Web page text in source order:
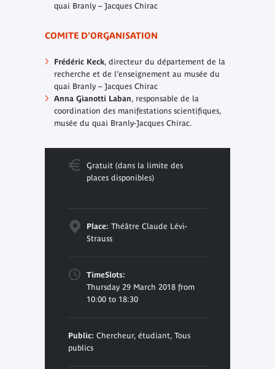
quai Branly – Jacques Chirac
COMITE D'ORGANISATION
Frédéric Keck, directeur du département de la
recherche et de l’enseignement au musée du
quai Branly – Jacques Chirac
Anna Gianotti Laban, responsable de la
coordination des manifestations scientifiques,
musée du quai Branly-Jacques Chirac.
Gratuit (dans la limite des
places disponibles)
Place: Théâtre Claude Lévi-
Strauss
TimeSlots:
Thursday 29 March 2018 from
10:00 to 18:30
Public: Chercheur, étudiant, Tous
publics